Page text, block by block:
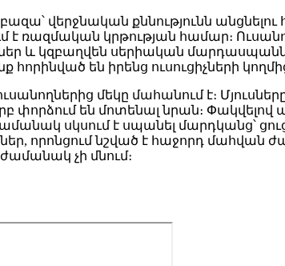
բազա՝ վերջնական քննությունն
է ռազմական կրթության համար։
և կզբաղվեն սերիական
են իրենց ուսուցիչների
մեկը մահանում է։
փորձում են մոտենալ նրան։
սկսում է սպանել մարդկանց՝
որոնցում նշված է հաջորդ մահվան
չի մնում։